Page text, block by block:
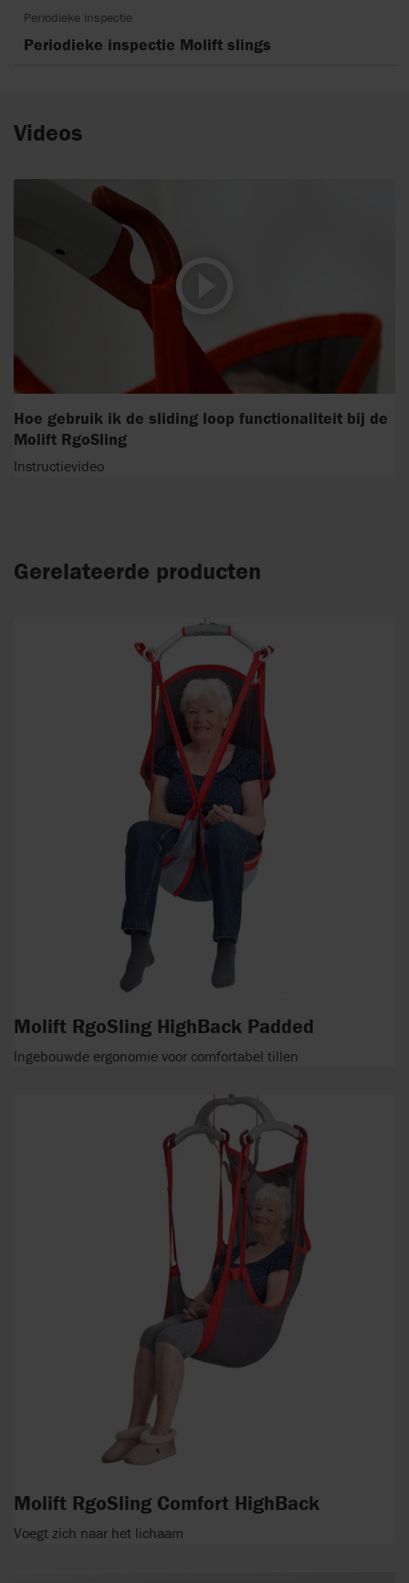
Periodieke inspectie
Periodieke inspectie Molift slings
Videos
Hoe gebruik ik de sliding loop functionaliteit bij de
Molift RgoSling
Instructievideo
Gerelateerde producten
Molift RgoSling HighBack Padded
Ingebouwde ergonomie voor comfortabel tillen
Molift RgoSling Comfort HighBack
Voegt zich naar het lichaam